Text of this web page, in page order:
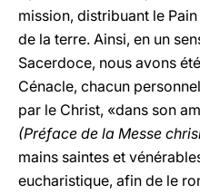
mission, distribuant le
de la terre. Ainsi, en un
Sacerdoce, nous avons
Cénacle, chacun
par le Christ, «dans son
(Préface de la Messe
mains saintes et
eucharistique, afin de le